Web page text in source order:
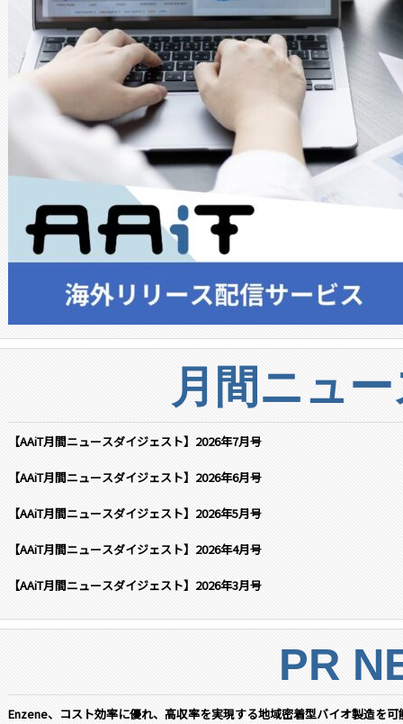
月間ニュ
【AAiT月間ニュースダイジェスト】2026年7月号
【AAiT月間ニュースダイジェスト】2026年6月号
【AAiT月間ニュースダイジェスト】2026年5月号
【AAiT月間ニュースダイジェスト】2026年4月号
【AAiT月間ニュースダイジェスト】2026年3月号
PR
Enzene、コスト効率に優れ、高収率を実現する地域密着型バイオ製造を